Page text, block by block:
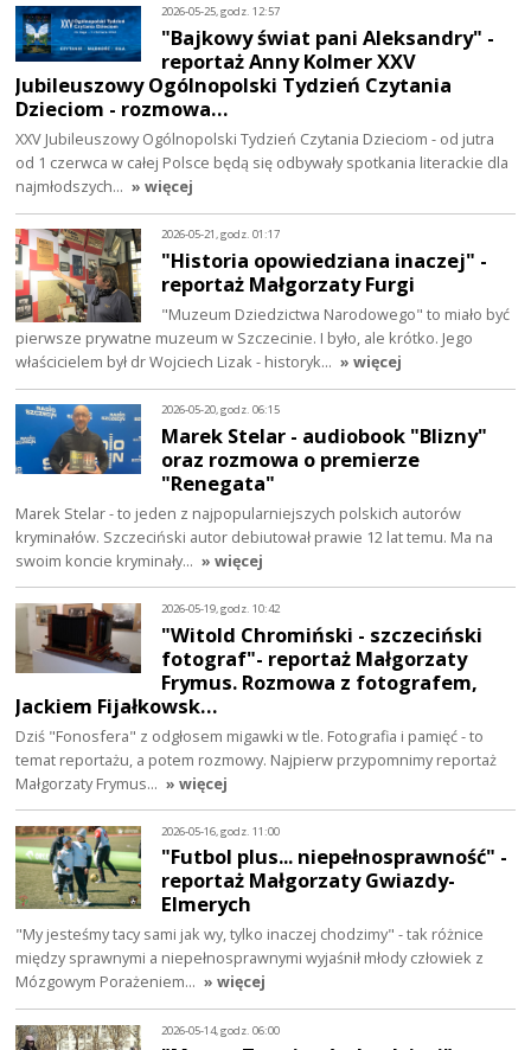
2026-05-25, godz. 12:57
"Bajkowy świat pani Aleksandry" -
reportaż Anny Kolmer XXV
Jubileuszowy Ogólnopolski Tydzień Czytania
Dzieciom - rozmowa…
XXV Jubileuszowy Ogólnopolski Tydzień Czytania Dzieciom - od jutra
od 1 czerwca w całej Polsce będą się odbywały spotkania literackie dla
najmłodszych… » więcej
2026-05-21, godz. 01:17
"Historia opowiedziana inaczej" -
reportaż Małgorzaty Furgi
"Muzeum Dziedzictwa Narodowego" to miało być
pierwsze prywatne muzeum w Szczecinie. I było, ale krótko. Jego
właścicielem był dr Wojciech Lizak - historyk… » więcej
2026-05-20, godz. 06:15
Marek Stelar - audiobook "Blizny"
oraz rozmowa o premierze
"Renegata"
Marek Stelar - to jeden z najpopularniejszych polskich autorów
kryminałów. Szczeciński autor debiutował prawie 12 lat temu. Ma na
swoim koncie kryminały… » więcej
2026-05-19, godz. 10:42
"Witold Chromiński - szczeciński
fotograf"- reportaż Małgorzaty
Frymus. Rozmowa z fotografem,
Jackiem Fijałkowsk…
Dziś "Fonosfera" z odgłosem migawki w tle. Fotografia i pamięć - to
temat reportażu, a potem rozmowy. Najpierw przypomnimy reportaż
Małgorzaty Frymus… » więcej
2026-05-16, godz. 11:00
"Futbol plus... niepełnosprawność" -
reportaż Małgorzaty Gwiazdy-
Elmerych
"My jesteśmy tacy sami jak wy, tylko inaczej chodzimy" - tak różnice
między sprawnymi a niepełnosprawnymi wyjaśnił młody człowiek z
Mózgowym Porażeniem… » więcej
2026-05-14, godz. 06:00